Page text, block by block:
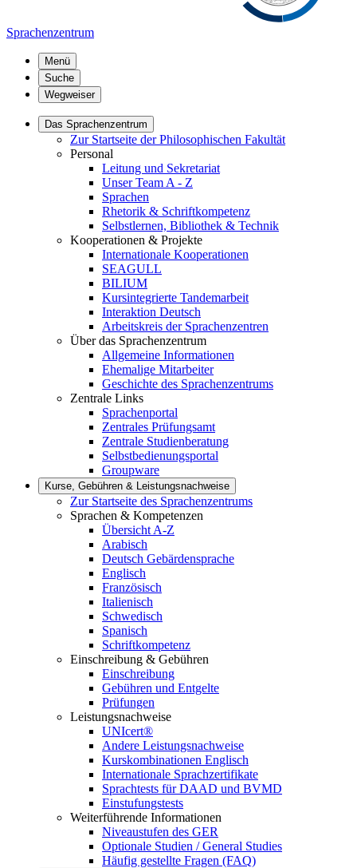
Sprachenzentrum
Menü
Suche
Wegweiser
Das Sprachenzentrum
Zur Startseite der Philosophischen Fakultät
Personal
Leitung und Sekretariat
Unser Team A - Z
Sprachen
Rhetorik & Schriftkompetenz
Selbstlernen, Bibliothek & Technik
Kooperationen & Projekte
Internationale Kooperationen
SEAGULL
BILIUM
Kursintegrierte Tandemarbeit
Interaktion Deutsch
Arbeitskreis der Sprachenzentren
Über das Sprachenzentrum
Allgemeine Informationen
Ehemalige Mitarbeiter
Geschichte des Sprachenzentrums
Zentrale Links
Sprachenportal
Zentrales Prüfungsamt
Zentrale Studienberatung
Selbstbedienungsportal
Groupware
Kurse, Gebühren & Leistungsnachweise
Zur Startseite des Sprachenzentrums
Sprachen & Kompetenzen
Übersicht A-Z
Arabisch
Deutsch Gebärdensprache
Englisch
Französisch
Italienisch
Schwedisch
Spanisch
Schriftkompetenz
Einschreibung & Gebühren
Einschreibung
Gebühren und Entgelte
Prüfungen
Leistungsnachweise
UNIcert®
Andere Leistungsnachweise
Kurskombinationen Englisch
Internationale Sprachzertifikate
Sprachtests für DAAD und BVMD
Einstufungstests
Weiterführende Informationen
Niveaustufen des GER
Optionale Studien / General Studies
Häufig gestellte Fragen (FAQ)